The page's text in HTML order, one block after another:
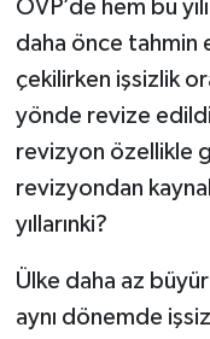
OVP’de hem bu
daha önce tahmin
çekilirken işsizlik
yönde revize
revizyon özellikle
revizyondan
yıllarınki?
Ülke daha az
aynı dönemde